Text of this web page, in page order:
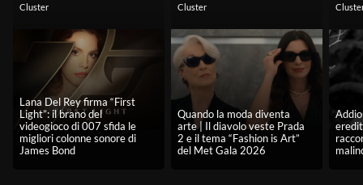
Cluster
Lana Del Rey firma “First
Light”: il brano del
videogioco di 007 sfida le
migliori colonne sonore di
James Bond
Cluster
Quando la moda diventa
arte | Il diavolo veste Prada
2 e il tema “Fashion is Art”
del Met Gala 2026